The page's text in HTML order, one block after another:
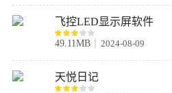
飞控LED显示屏软件
49.11MB 2024-08-09
天悦日记